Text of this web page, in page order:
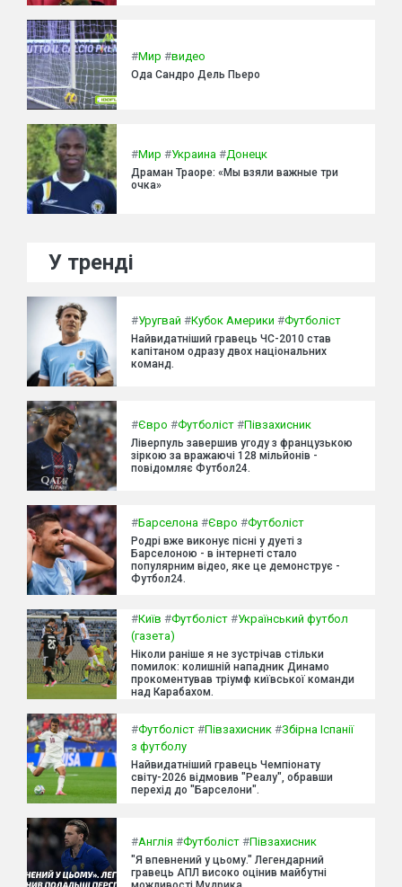
#Мир #видео
Ода Сандро Дель Пьеро
#Мир #Украина #Донецк
Драман Траоре: «Мы взяли важные три
очка»
У тренді
#Уругвай #Кубок Америки #Футболіст
Найвидатніший гравець ЧС-2010 став
капітаном одразу двох національних
команд.
#Євро #Футболіст #Півзахисник
Ліверпуль завершив угоду з французькою
зіркою за вражаючі 128 мільйонів -
повідомляє Футбол24.
#Барселона #Євро #Футболіст
Родрі вже виконує пісні у дуеті з
Барселоною - в інтернеті стало
популярним відео, яке це демонструє -
Футбол24.
#Київ #Футболіст #Український футбол
(газета)
Ніколи раніше я не зустрічав стільки
помилок: колишній нападник Динамо
прокоментував тріумф київської команди
над Карабахом.
#Футболіст #Півзахисник #Збірна Іспанії
з футболу
Найвидатніший гравець Чемпіонату
світу-2026 відмовив "Реалу", обравши
перехід до "Барселони".
#Англія #Футболіст #Півзахисник
"Я впевнений у цьому." Легендарний
гравець АПЛ високо оцінив майбутні